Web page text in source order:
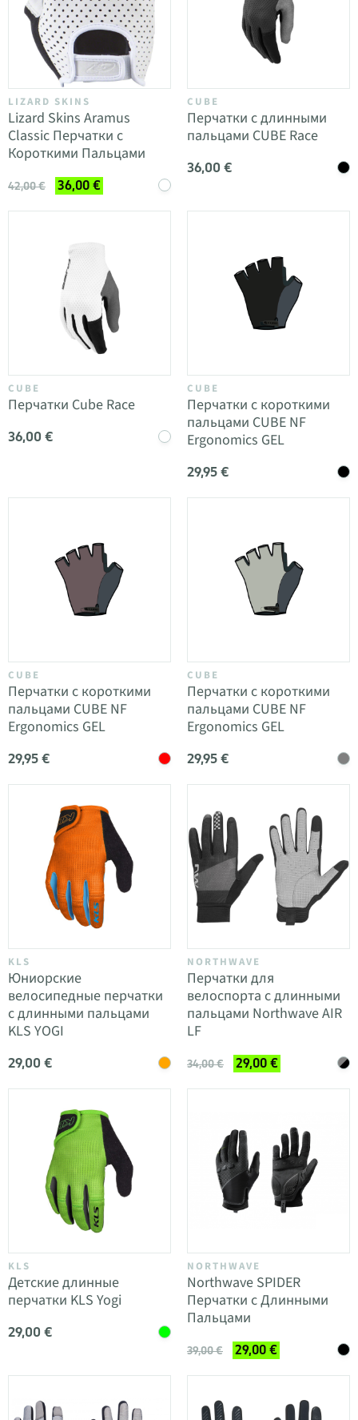
LIZARD SKINS
Lizard Skins Aramus
Classic Перчатки с
Короткими Пальцами
42,00 € 36,00 €
CUBE
Перчатки с длинными
пальцами CUBE Race
36,00 €
CUBE
Перчатки Cube Race
36,00 €
CUBE
Перчатки с короткими
пальцами CUBE NF
Ergonomics GEL
29,95 €
CUBE
Перчатки с короткими
пальцами CUBE NF
Ergonomics GEL
29,95 €
CUBE
Перчатки с короткими
пальцами CUBE NF
Ergonomics GEL
29,95 €
KLS
Юниорские
велосипедные перчатки
с длинными пальцами
KLS YOGI
29,00 €
NORTHWAVE
Перчатки для
велоспорта с длинными
пальцами Northwave AIR
LF
34,00 € 29,00 €
KLS
Детские длинные
перчатки KLS Yogi
29,00 €
NORTHWAVE
Northwave SPIDER
Перчатки с Длинными
Пальцами
39,00 € 29,00 €